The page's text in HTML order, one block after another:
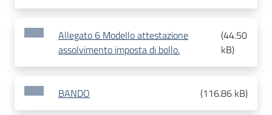
Allegato 6 Modello attestazione
assolvimento imposta di bollo.
(44.50
kB)
BANDO (116.86 kB)